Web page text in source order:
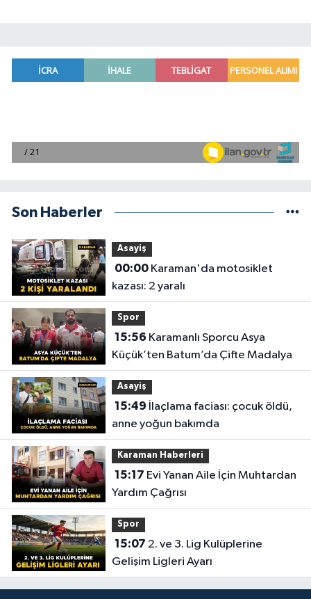
Son Haberler
Asayiş
00:00Karaman'da motosiklet
kazası: 2 yaralı
Spor
15:56
Küçük’ten Batum’da Çifte Madalya
Asayiş
15:49
anne yoğun bakımda
Karaman Haberleri
15:17
Yardım Çağrısı
Spor
15:07
Gelişim Ligleri Ayarı